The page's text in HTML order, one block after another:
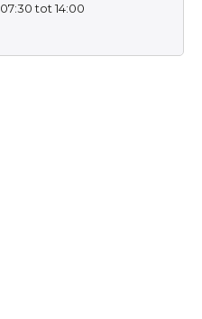
07:30 tot 14:00